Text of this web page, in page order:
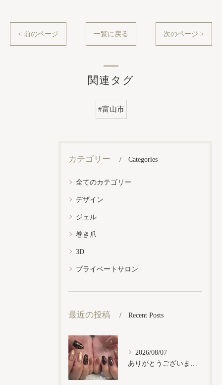
< 前のページ 一覧に戻る 次のページ >
関連タグ
#富山市
カテゴリー Categories
全てのカテゴリー
デザイン
ジェル
巻き爪
3D
プライベートサロン
最近の投稿 Recent Posts
2026/08/07